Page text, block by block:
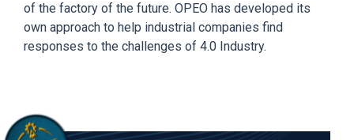
of the factory of the future. OPEO has developed its
own approach to help industrial companies find
responses to the challenges of 4.0 Industry.